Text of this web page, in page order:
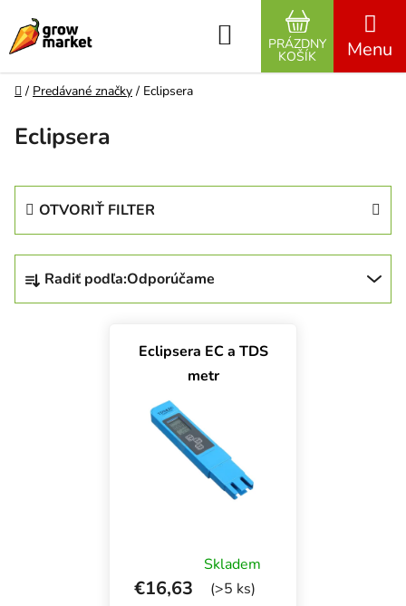
Hľadať
NÁKUPNÝ
PRÁZDNY
KOŠÍK
Domov
/ Predávané značky / Eclipsera
Eclipsera
OTVORIŤ FILTER
Radenie produktov
Radiť podľa:Odporúčame
Eclipsera EC a TDS
metr
Skladem
(>5 ks)
€16,63